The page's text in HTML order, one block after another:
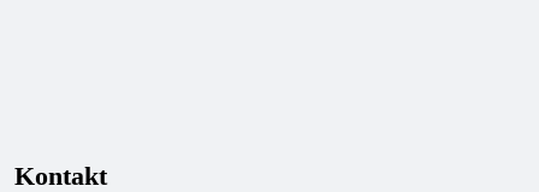
Kontakt